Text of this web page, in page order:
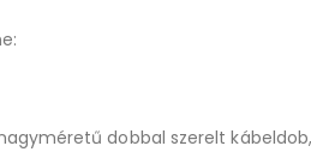
dobbal szerelt